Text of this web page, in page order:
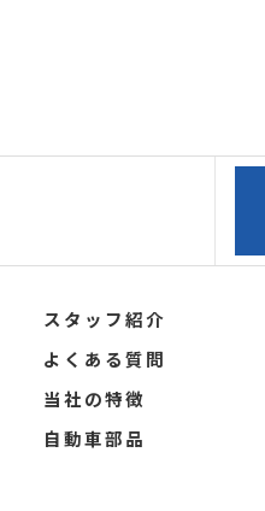
スタッフ紹介
よくある質問
当社の特徴
自動車部品